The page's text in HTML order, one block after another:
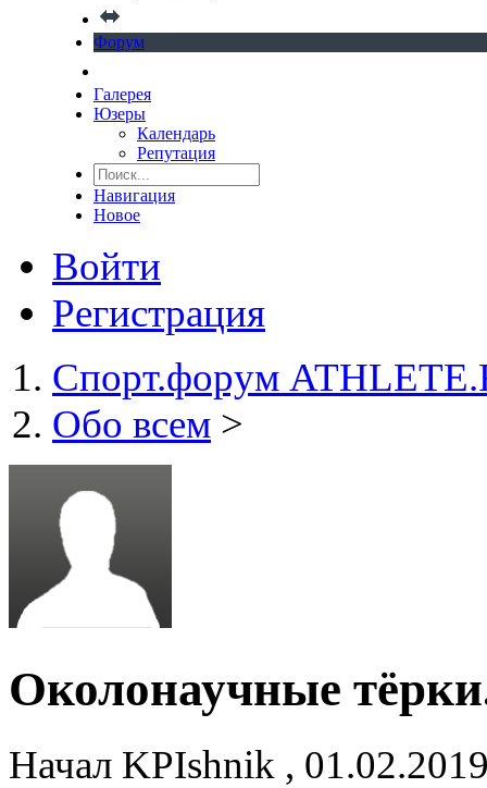
Форум
Галерея
Юзеры
Календарь
Репутация
Навигация
Новое
Войти
Регистрация
Спорт.форум
Обо всем >
Околонаучные
Начал KPIshnik ,